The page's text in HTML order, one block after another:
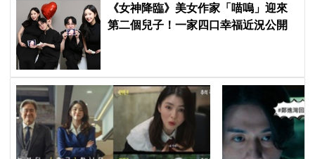
《女神降臨》美女作家「喵嗚」迎來
第二個兒子！一家四口幸福近況公開